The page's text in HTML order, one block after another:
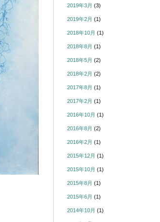
2019年3月 (3)
2019年2月 (1)
2018年10月 (1)
2018年8月 (1)
2018年5月 (2)
2018年2月 (2)
2017年8月 (1)
2017年2月 (1)
2016年10月 (1)
2016年8月 (2)
2016年2月 (1)
2015年12月 (1)
2015年10月 (1)
2015年8月 (1)
2015年6月 (1)
2014年10月 (1)